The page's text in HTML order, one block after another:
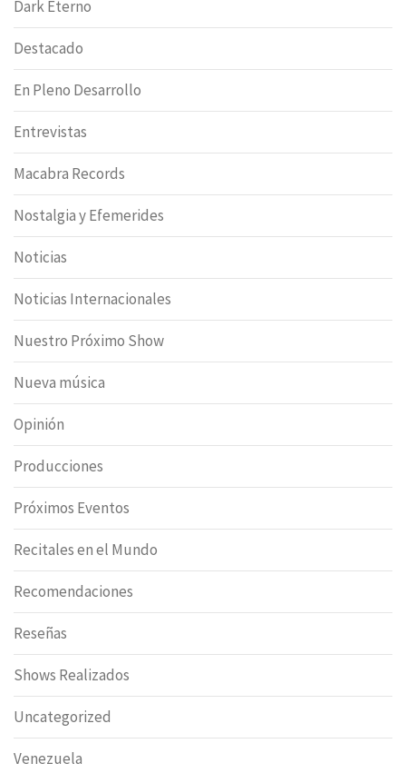
Dark Eterno
Destacado
En Pleno Desarrollo
Entrevistas
Macabra Records
Nostalgia y Efemerides
Noticias
Noticias Internacionales
Nuestro Próximo Show
Nueva música
Opinión
Producciones
Próximos Eventos
Recitales en el Mundo
Recomendaciones
Reseñas
Shows Realizados
Uncategorized
Venezuela